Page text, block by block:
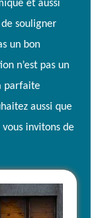
et aussi
souligner
un bon
n’est pas un
parfaite
aussi que
invitons de